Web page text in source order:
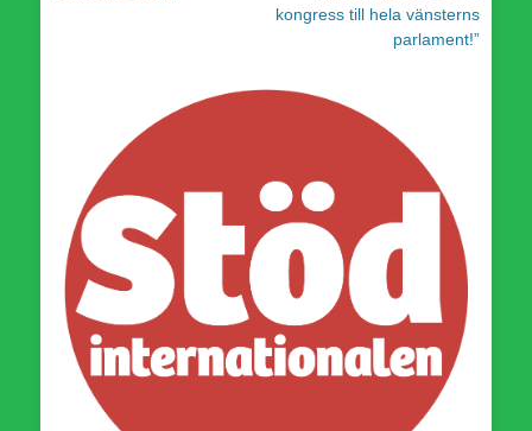
kongress till hela vänsterns
parlament!”